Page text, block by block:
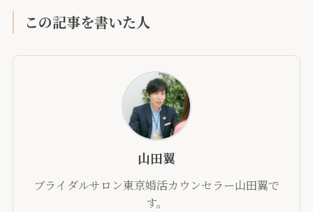
この記事を書いた人
山田翼
ブライダルサロン東京婚活カウンセラー山田翼で
す。